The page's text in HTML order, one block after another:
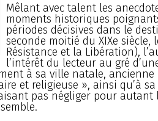
Mêlant avec talent les
moments historiques
périodes décisives dans le
seconde moitié du XIXe siècle,
Résistance et la Libération),
l’intérêt du lecteur au gré
à sa ville natale, ancienne
et religieuse », ainsi qu’à
pas négliger pour autant